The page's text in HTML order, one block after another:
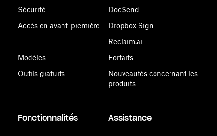
Sécurité
Accès en avant-première
Modèles
Outils gratuits
DocSend
Dropbox Sign
Reclaim.ai
Forfaits
Nouveautés concernant les
produits
Fonctionnalités Assistance